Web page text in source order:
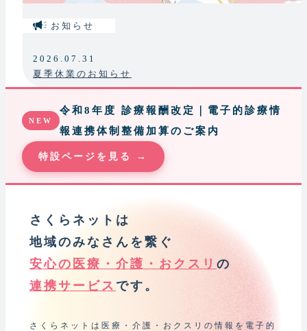
お知らせ
夏季休業のお知らせ
2026.07.31
NEW
令和8年度 診療報酬改定｜電子的診療情
報連携体制整備加算のご案内
特設ページを見る →
さくらネットは
地域のみなさんを繋ぐ
安心の医療・介護・おクスリ の
連携サービス です。
さくらネットは医療・介護・おクスリの情報を電子的